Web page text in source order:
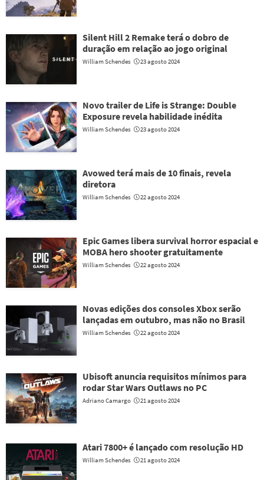
Silent Hill 2 Remake terá o dobro de
duração em relação ao jogo original
William Schendes 23 agosto 2024
Novo trailer de Life is Strange: Double
Exposure revela habilidade inédita
William Schendes 23 agosto 2024
Avowed terá mais de 10 finais, revela
diretora
William Schendes 22 agosto 2024
Epic Games libera survival horror espacial e
MOBA hero shooter gratuitamente
William Schendes 22 agosto 2024
Novas edições dos consoles Xbox serão
lançadas em outubro, mas não no Brasil
William Schendes 22 agosto 2024
Ubisoft anuncia requisitos mínimos para
rodar Star Wars Outlaws no PC
Adriano Camargo 21 agosto 2024
Atari 7800+ é lançado com resolução HD
William Schendes 21 agosto 2024